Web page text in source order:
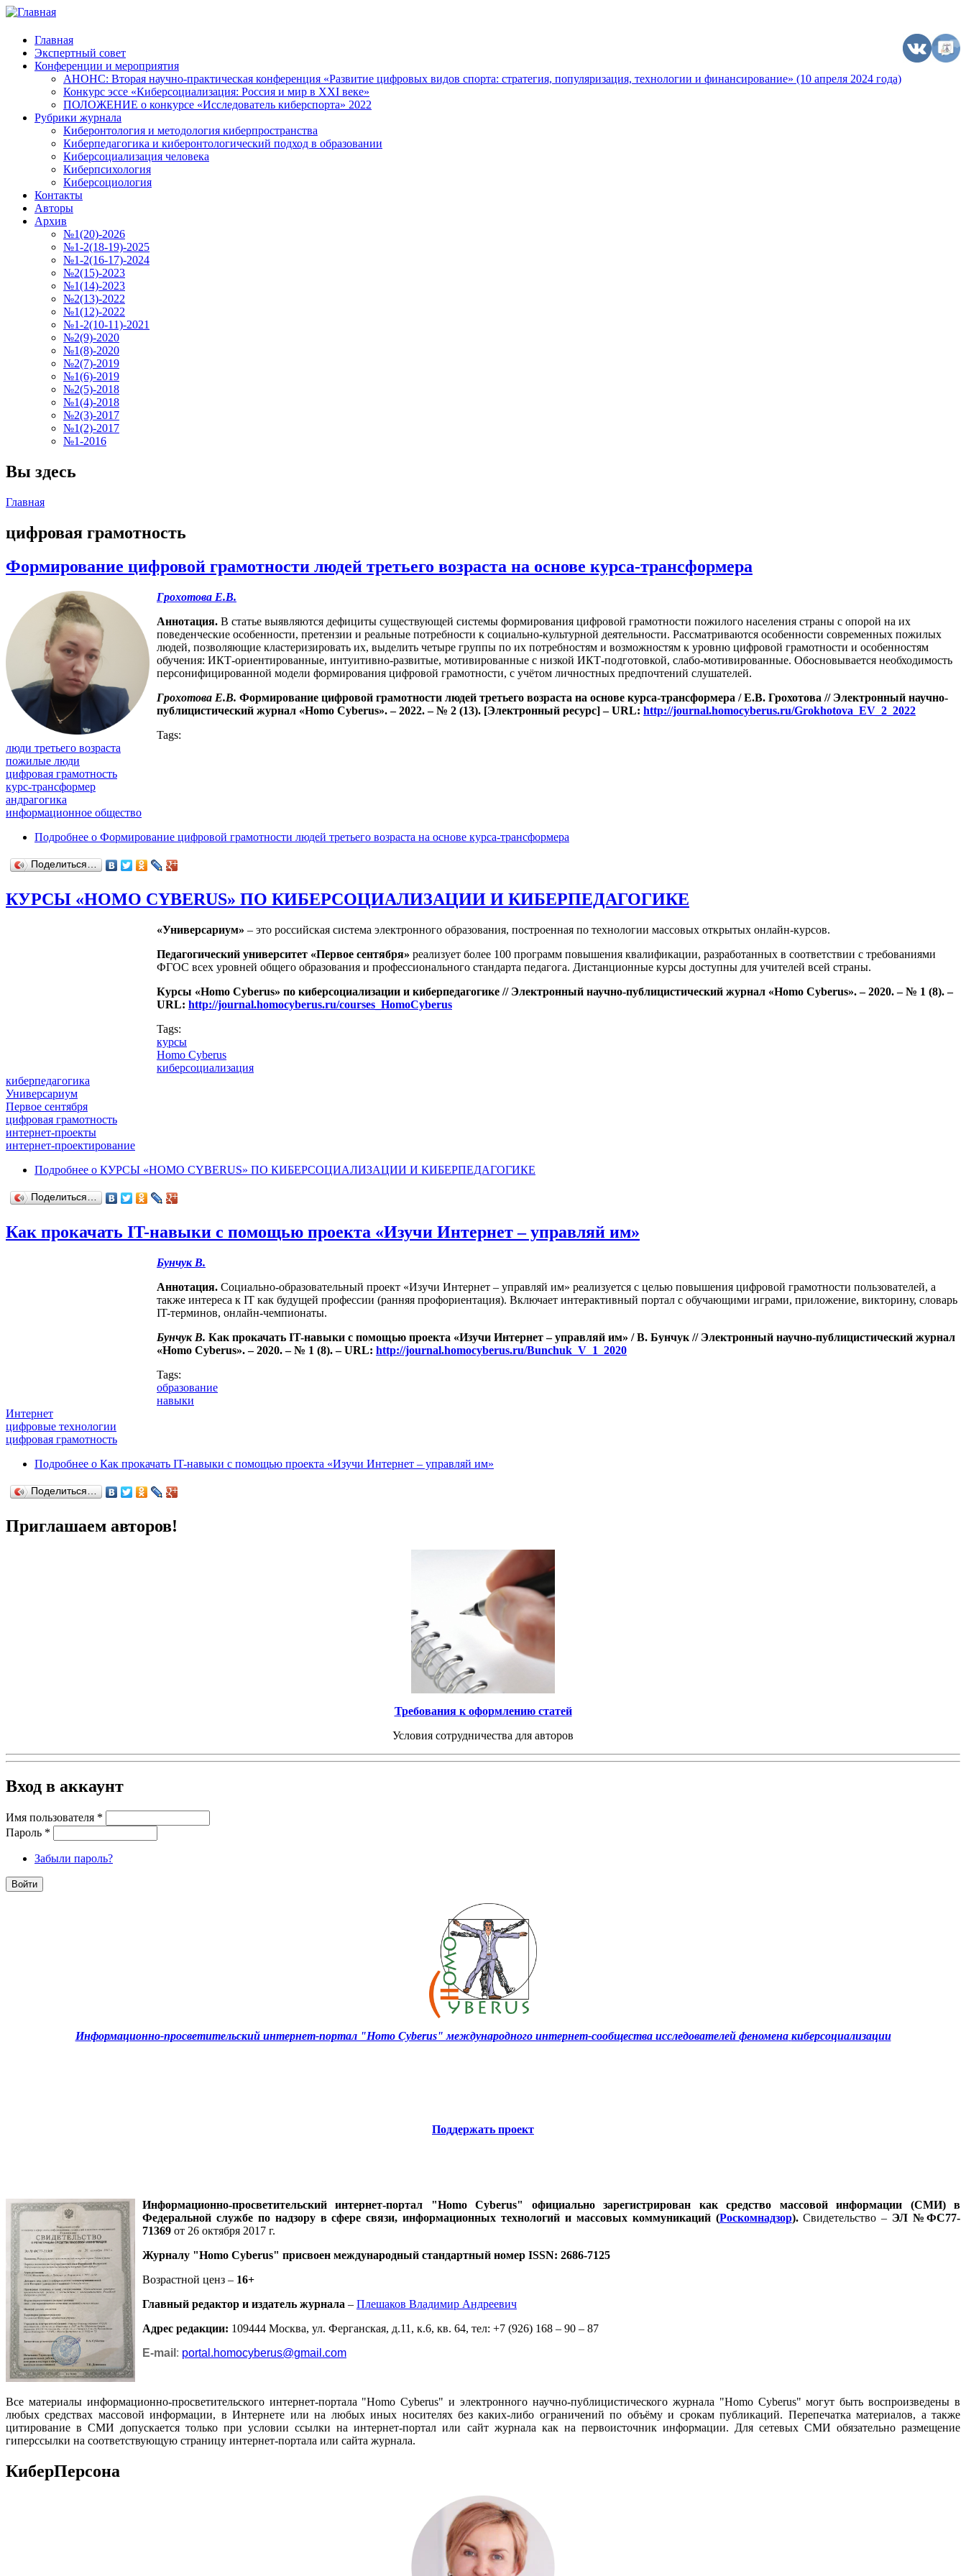
Главная
Экспертный совет
Конференции и мероприятия
АНОНС: Вторая научно-практическая конференция «Развитие цифровых видов спорта: стратегия, популяризация, технологии и финансирование» (10 апреля 2024 года)
Конкурс эссе «Киберсоциализация: Россия и мир в XXI веке»
ПОЛОЖЕНИЕ о конкурсе «Исследователь киберспорта» 2022
Рубрики журнала
Киберонтология и методология киберпространства
Киберпедагогика и киберонтологический подход в образовании
Киберсоциализация человека
Киберпсихология
Киберсоциология
Контакты
Авторы
Архив
№1(20)-2026
№1-2(18-19)-2025
№1-2(16-17)-2024
№2(15)-2023
№1(14)-2023
№2(13)-2022
№1(12)-2022
№1-2(10-11)-2021
№2(9)-2020
№1(8)-2020
№2(7)-2019
№1(6)-2019
№2(5)-2018
№1(4)-2018
№2(3)-2017
№1(2)-2017
№1-2016
Вы здесь
Главная
цифровая грамотность
Формирование цифровой грамотности людей третьего возраста на основе курса-трансформера
Грохотова Е.В.
Аннотация. В статье выявляются дефициты существующей системы формирования цифровой грамотности пожилого населения страны с опорой на их
поведенческие особенности, претензии и реальные потребности к социально-культурной деятельности. Рассматриваются особенности современных пожилых
людей, позволяющие кластеризировать их, выделить четыре группы по их потребностям и возможностям к уровню цифровой грамотности и особенностям
обучения: ИКТ-ориентированные, интуитивно-развитые, мотивированные с низкой ИКТ-подготовкой, слабо-мотивированные. Обосновывается необходимость
персонифицированной модели формирования цифровой грамотности, с учётом личностных предпочтений слушателей.
Грохотова Е.В. Формирование цифровой грамотности людей третьего возраста на основе курса-трансформера / Е.В. Грохотова // Электронный научно-
публицистический журнал «Homo Cyberus». – 2022. – № 2 (13). [Электронный ресурс] – URL: http://journal.homocyberus.ru/Grokhotova_EV_2_2022
Tags:
люди третьего возраста
пожилые люди
цифровая грамотность
курс-трансформер
андрагогика
информационное общество
Подробнее о Формирование цифровой грамотности людей третьего возраста на основе курса-трансформера
Поделиться…
КУРСЫ «HOMO CYBERUS» ПО КИБЕРСОЦИАЛИЗАЦИИ И КИБЕРПЕДАГОГИКЕ
«Универсариум» – это российская система электронного образования, построенная по технологии массовых открытых онлайн-курсов.
Педагогический университет «Первое сентября» реализует более 100 программ повышения квалификации, разработанных в соответствии с требованиями
ФГОС всех уровней общего образования и профессионального стандарта педагога. Дистанционные курсы доступны для учителей всей страны.
Курсы «Homo Cyberus» по киберсоциализации и киберпедагогике // Электронный научно-публицистический журнал «Homo Cyberus». – 2020. – № 1 (8). –
URL: http://journal.homocyberus.ru/courses_HomoCyberus
Tags:
курсы
Homo Cyberus
киберсоциализация
киберпедагогика
Универсариум
Первое сентября
цифровая грамотность
интернет-проекты
интернет-проектирование
Подробнее о КУРСЫ «HOMO CYBERUS» ПО КИБЕРСОЦИАЛИЗАЦИИ И КИБЕРПЕДАГОГИКЕ
Поделиться…
Как прокачать IT-навыки с помощью проекта «Изучи Интернет – управляй им»
Бунчук В.
Аннотация. Социально-образовательный проект «Изучи Интернет – управляй им» реализуется с целью повышения цифровой грамотности пользователей, а
также интереса к IT как будущей профессии (ранняя профориентация). Включает интерактивный портал с обучающими играми, приложение, викторину, словарь
IT-терминов, онлайн-чемпионаты.
Бунчук В. Как прокачать IT-навыки с помощью проекта «Изучи Интернет – управляй им» / В. Бунчук // Электронный научно-публицистический журнал
«Homo Cyberus». – 2020. – № 1 (8). – URL: http://journal.homocyberus.ru/Bunchuk_V_1_2020
Tags:
образование
навыки
Интернет
цифровые технологии
цифровая грамотность
Подробнее о Как прокачать IT-навыки с помощью проекта «Изучи Интернет – управляй им»
Поделиться…
Приглашаем авторов!
Требования к оформлению статей
Условия сотрудничества для авторов
Вход в аккаунт
Имя пользователя *
Пароль *
Забыли пароль?
Информационно-просветительский интернет-портал "Homo Cyberus" международного интернет-сообщества исследователей феномена киберсоциализации
Поддержать проект
Информационно-просветительский интернет-портал "Homo Cyberus" официально зарегистрирован как средство массовой информации (СМИ) в
Федеральной службе по надзору в сфере связи, информационных технологий и массовых коммуникаций (Роскомнадзор).Свидетельство – ЭЛ №ФС77-
71369 от 26 октября 2017 г.
Журналу "Homo Cyberus" присвоен международный стандартный номер ISSN: 2686-7125
Возрастной ценз – 16+
Главный редактор и издатель журнала – Плешаков Владимир Андреевич
Адрес редакции: 109444 Москва, ул. Ферганская, д.11, к.6, кв. 64, тел: +7 (926) 168 – 90 – 87
E-mail : portal.homocyberus@gmail.com
Все материалы информационно-просветительского интернет-портала "Homo Cyberus" и электронного научно-публицистического журнала "Homo Cyberus" могут быть воспроизведены в
любых средствах массовой информации, в Интернете или на любых иных носителях без каких-либо ограничений по объёму и срокам публикаций. Перепечатка материалов, а также
цитирование в СМИ допускается только при условии ссылки на интернет-портал или сайт журнала как на первоисточник информации. Для сетевых СМИ обязательно размещение
гиперссылки на соответствующую страницу интернет-портала или сайта журнала.
КиберПерсона